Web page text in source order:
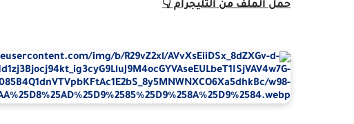
حمل الملف من التليجرام 👇